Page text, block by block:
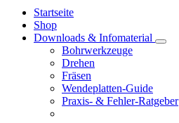
Startseite
Shop
Downloads & Infomaterial
Bohrwerkzeuge
Drehen
Fräsen
Wendeplatten-Guide
Praxis- & Fehler-Ratgeber